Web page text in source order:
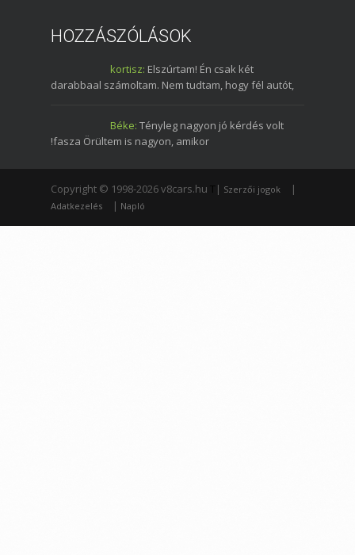
HOZZÁSZÓLÁSOK
kortisz: Elszúrtam! Én csak két
darabbaal számoltam. Nem tudtam, hogy fél autót,
Béke: Tényleg nagyon jó kérdés volt
!fasza Örültem is nagyon, amikor
Copyright © 1998-2026 v8cars.hu | Szerzői jogok |
Adatkezelés | Napló